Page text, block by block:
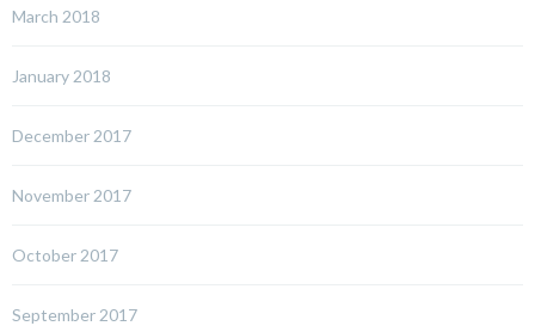
March 2018
January 2018
December 2017
November 2017
October 2017
September 2017